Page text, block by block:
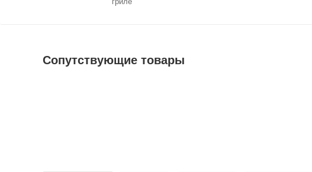
Сопутствующие товары